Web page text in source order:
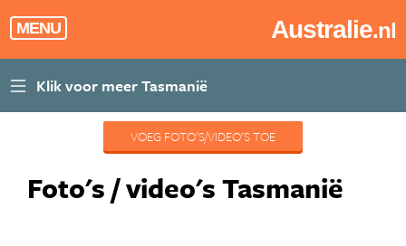
MENU Australie.nl
VOEG FOTO'S/VIDEO'S TOE
Foto's / video's Tasmanië